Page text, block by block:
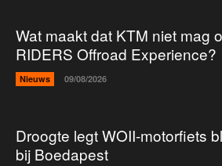
Wat maakt dat KTM niet mag
RIDERS Offroad Experience?
Nieuws 09/08/2026
Droogte legt WOII-motorfiets
bij Boedapest